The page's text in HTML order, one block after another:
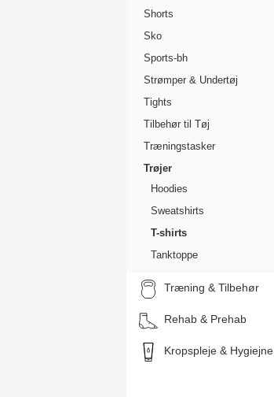
Shorts
Sko
Sports-bh
Strømper & Undertøj
Tights
Tilbehør til Tøj
Træningstasker
Trøjer
Hoodies
Sweatshirts
T-shirts
Tanktoppe
Træning & Tilbehør
Rehab & Prehab
Kropspleje & Hygiejne